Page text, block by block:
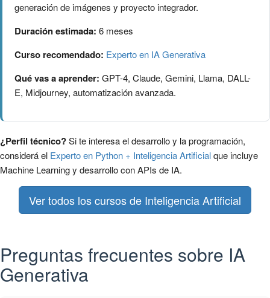
generación de imágenes y proyecto integrador.
Duración estimada: 6 meses
Curso recomendado: Experto en IA Generativa
Qué vas a aprender: GPT-4, Claude, Gemini, Llama, DALL-
E, Midjourney, automatización avanzada.
¿Perfil técnico?Si te interesa el desarrollo y la programación,
considerá el Experto en Python + Inteligencia Artificialque incluye
Machine Learning y desarrollo con APIs de IA.
Ver todos los cursos de Inteligencia Artificial
Preguntas frecuentes sobre IA
Generativa